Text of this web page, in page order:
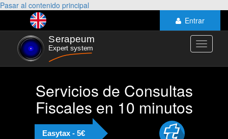
Pasar al contenido principal
Entrar
Toggle
Servicios de Consultas
Fiscales en 10 minutos
Easytax - 5€